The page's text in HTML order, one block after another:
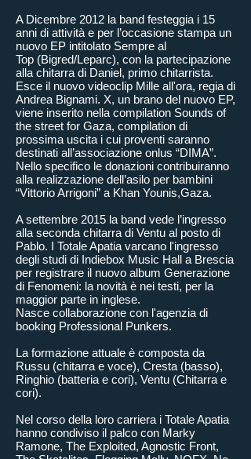
A Dicembre 2012 la band festeggia i 15
anni di attività e per l’occasione stampa un
nuovo EP intitolato Sempre al
Top (Bigred/Leparc), con la partecipazione
alla chitarra di Daniel, primo chitarrista.
Esce il nuovo videoclip Mille all'ora, regia di
Andrea Bignami. X, un brano del nuovo EP,
viene inserito nella compilation Sounds of
the street for Gaza, compilation di
prossima uscita i cui proventi saranno
destinati all’associazione onlus “DIMA”.
Nello specifico le donazioni contribuiranno
alla realizzazione dell’asilo per bambini
“Vittorio Arrigoni” a Khan Younis,Gaza.
A settembre 2015 la band vede l’ingresso
alla seconda chitarra di Ventu al posto di
Pablo. I Totale Apatia varcano l'ingresso
degli studi di Indiebox Music Hall a Brescia
per registrare il nuovo album Generazione
di Fenomeni: la novità è nei testi, per la
maggior parte in inglese.
Nasce collaborazione con l'agenzia di
booking Professional Punkers.
La formazione attuale è composta da
Russu (chitarra e voce), Cresta (basso),
Ringhio (batteria e cori), Ventu (Chitarra e
cori).
Nel corso della loro carriera i Totale Apatia
hanno condiviso il palco con Marky
Ramone, The Exploited, Agnostic Front,